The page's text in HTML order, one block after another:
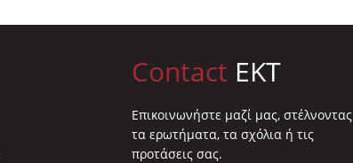
Contact EKT
Επικοινωνήστε μαζί μας, στέλνοντας
τα ερωτήματα, τα σχόλια ή τις
προτάσεις σας.